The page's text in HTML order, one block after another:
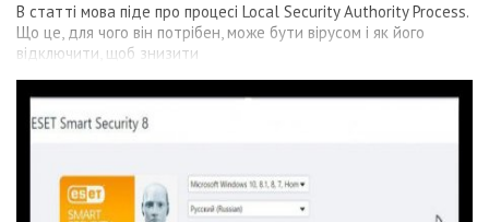
В статті мова піде про процесі Local Security Authority Process.
Що це, для чого він потрібен, може бути вірусом і як його
відключити, щоб знизити